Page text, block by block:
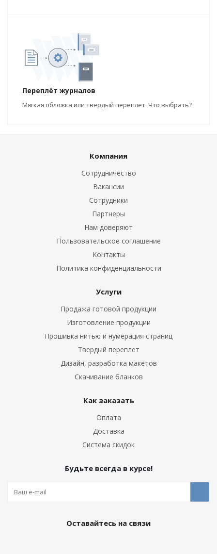
Переплёт журналов
Мягкая обложка или твердый переплет. Что выбрать?
Компания
Сотрудничество
Вакансии
Сотрудники
Партнеры
Нам доверяют
Пользовательское соглашение
Контакты
Политика конфиденциальности
Услуги
Продажа готовой продукции
Изготовление продукции
Прошивка нитью и нумерация страниц
Твердый переплет
Дизайн, разработка макетов
Скачивание бланков
Как заказать
Оплата
Доставка
Система скидок
Будьте всегда в курсе!
Оставайтесь на связи